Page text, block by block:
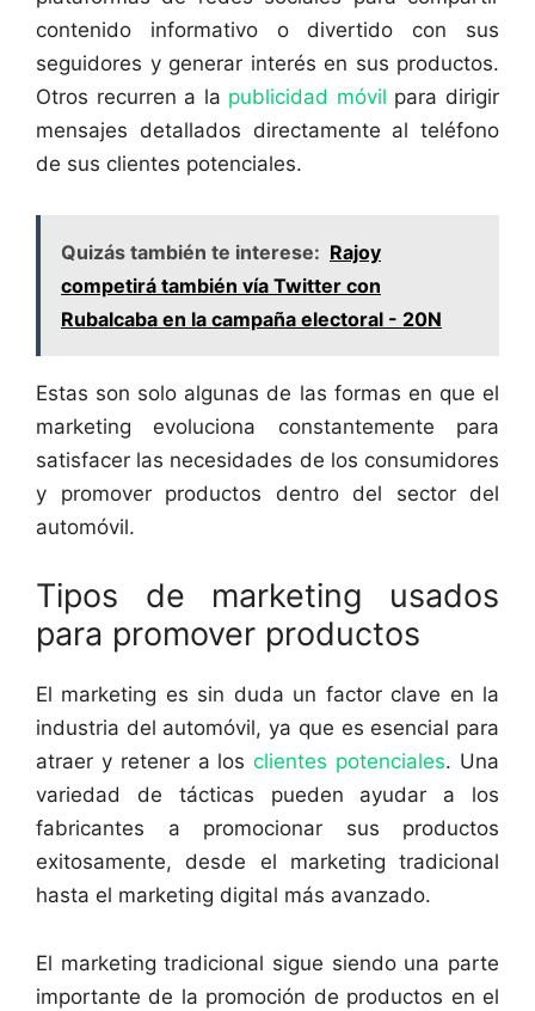
contenido informativo o divertido con sus
seguidores y generar interés en sus productos.
Otros recurren a la publicidad móvil para dirigir
mensajes detallados directamente al teléfono
de sus clientes potenciales.
Quizás también te interese: Rajoy
competirá también vía Twitter con
Rubalcaba en la campaña electoral - 20N
Estas son solo algunas de las formas en que el
marketing evoluciona constantemente para
satisfacer las necesidades de los consumidores
y promover productos dentro del sector del
automóvil.
Tipos de marketing usados
para promover productos
El marketing es sin duda un factor clave en la
industria del automóvil, ya que es esencial para
atraer y retener a losclientes potenciales. Una
variedad de tácticas pueden ayudar a los
fabricantes a promocionar sus productos
exitosamente, desde el marketing tradicional
hasta el marketing digital más avanzado.
El marketing tradicional sigue siendo una parte
importante de la promoción de productos en el